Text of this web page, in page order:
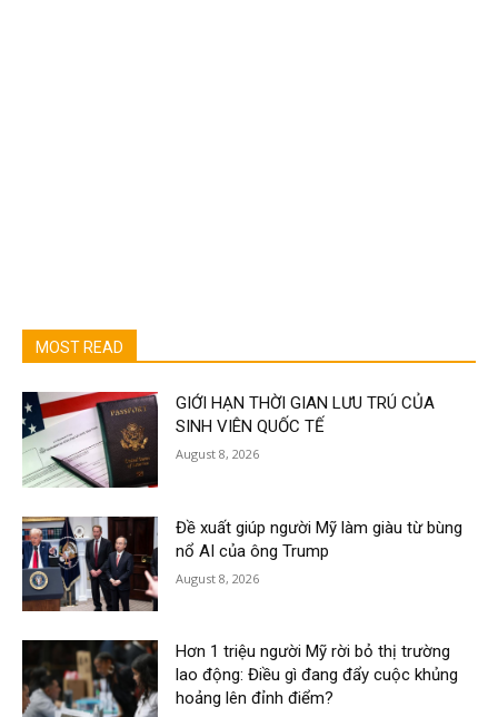
MOST READ
GIỚI HẠN THỜI GIAN LƯU TRÚ CỦA
SINH VIÊN QUỐC TẾ
August 8, 2026
Đề xuất giúp người Mỹ làm giàu từ bùng
nổ AI của ông Trump
August 8, 2026
Hơn 1 triệu người Mỹ rời bỏ thị trường
lao động: Điều gì đang đẩy cuộc khủng
hoảng lên đỉnh điểm?